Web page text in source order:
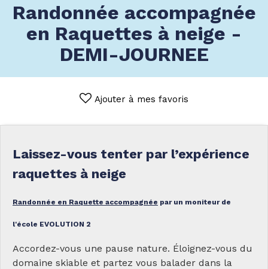
Randonnée accompagnée
en Raquettes à neige -
DEMI-JOURNEE
Ajouter à mes favoris
Laissez-vous tenter par l’expérience
raquettes à neige
Randonnée en Raquette accompagnée par un moniteur de
l'école EVOLUTION 2
Accordez-vous une pause nature. Éloignez-vous du
domaine skiable et partez vous balader dans la